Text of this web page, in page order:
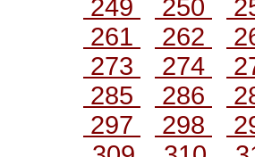
249
250
261
262
273
274
285
286
297
298